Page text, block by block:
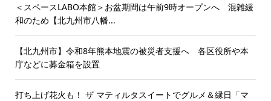
＜スペースLABO本館＞お盆期間は午前9時オープンへ 混雑緩
和のため【北九州市八幡...
【北九州市】令和8年熊本地震の被災者支援へ 各区役所や本
庁などに募金箱を設置
打ち上げ花火も！ ザ マティルタスイートでグルメ＆縁日「マ